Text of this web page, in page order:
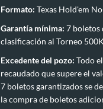
Formato: Texas Hold'em
Garantía mínima: 7 boletos
clasificación al Torneo
Excedente del pozo: Todo
recaudado que supere el
7 boletos garantizados se
la compra de boletos